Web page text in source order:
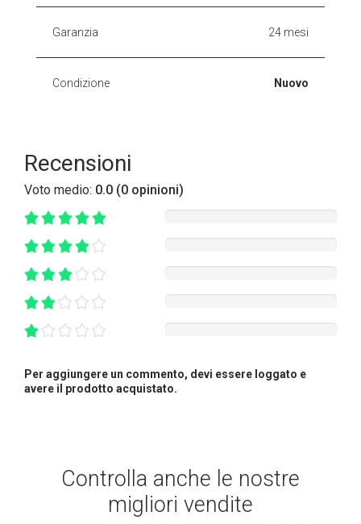
Garanzia 24 mesi
Condizione Nuovo
Recensioni
Voto medio: 0.0 (0 opinioni)
Per aggiungere un commento, devi essere loggato e
avere il prodotto acquistato.
Controlla anche le nostre
migliori vendite